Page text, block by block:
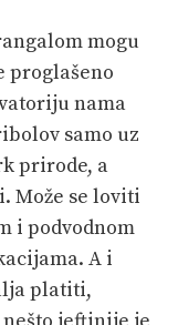
mogu
proglašeno
nama
samo uz
prirode, a
Može se loviti
i podvodnom
A i
platiti,